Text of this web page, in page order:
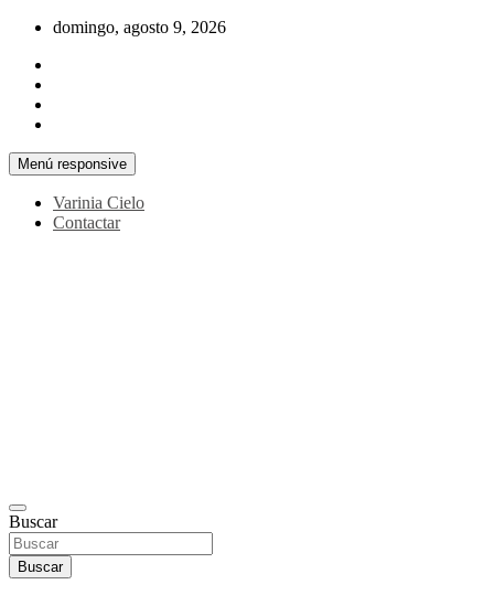
Saltar
contenido
domingo, agosto 9, 2026
Menú responsive
Varinia Cielo
Contactar
Buscar
Buscar